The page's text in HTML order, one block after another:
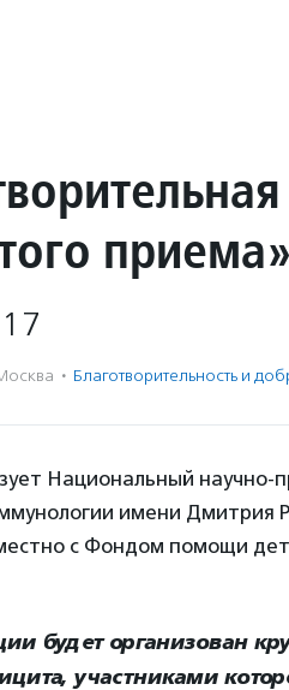
приема»
· Благотвори­тель­ность и
Национальный научно-
имени
с Фондом помощи
будет организован
участниками